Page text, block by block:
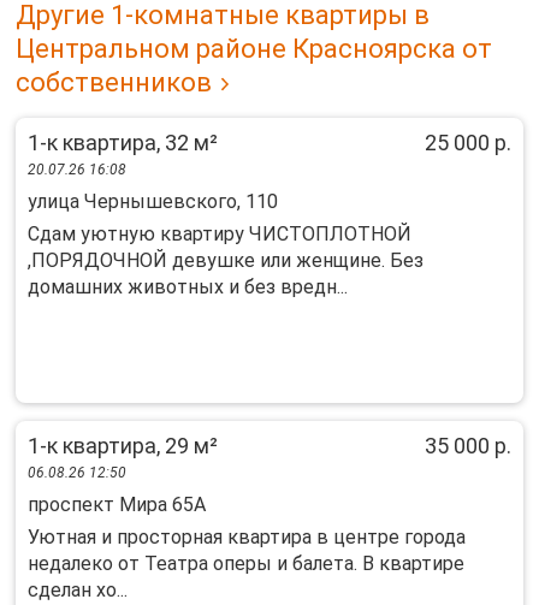
Другие 1-комнатные квартиры в
Центральном районе Красноярска от
собственников
1-к квартира, 32 м² 25 000 р.
20.07.26 16:08
улица Чернышевского, 110
Сдам уютную квартиру ЧИСТОПЛОТНОЙ
,ПОРЯДОЧНОЙ девушке или женщине. Без
домашних животных и без вредн...
1-к квартира, 29 м² 35 000 р.
06.08.26 12:50
проспект Мира 65А
Уютная и просторная квартира в центре города
недалеко от Театра оперы и балета. В квартире
сделан хо...